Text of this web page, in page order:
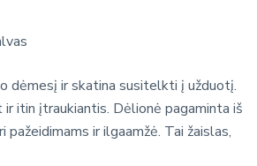
dėmesį ir skatina susitelkti į užduotį.
itin įtraukiantis. Dėlionė pagaminta iš
ir ilgaamžė. Tai žaislas,